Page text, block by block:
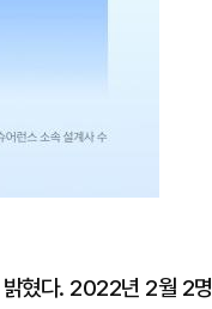
밝혔다. 2022년 2월 2명